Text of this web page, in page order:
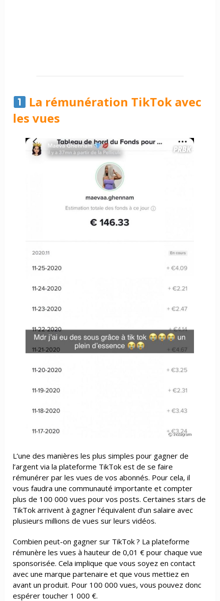
La rémunération TikTok avec
les vues
L’une des manières les plus simples pour gagner de
l’argent via la plateforme TikTok est de se faire
rémunérer par les vues de vos abonnés. Pour cela, il
vous faudra une communauté importante et compter
plus de 100 000 vues pour vos posts. Certaines stars de
TikTok arrivent à gagner l’équivalent d’un salaire avec
plusieurs millions de vues sur leurs vidéos.
Combien peut-on gagner sur TikTok ? La plateforme
rémunère les vues à hauteur de 0,01 € pour chaque vue
sponsorisée. Cela implique que vous soyez en contact
avec une marque partenaire et que vous mettiez en
avant un produit. Pour 100 000 vues, vous pouvez donc
espérer toucher 1 000 €.